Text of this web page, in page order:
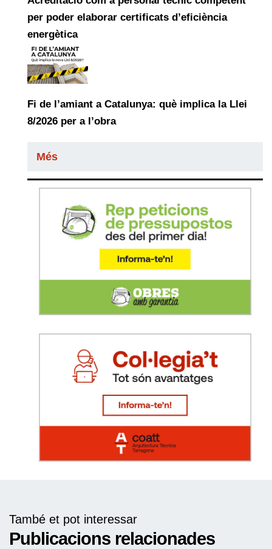
per poder elaborar certificats d’eficiència
energètica
Fi de l’amiant a Catalunya: què implica la Llei
8/2026 per a l’obra
Més
També et pot interessar
Publicacions relacionades